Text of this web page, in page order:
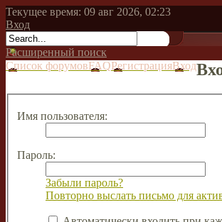
Текущее время: 09 авг 2026, 02:23
Вход
Расширенный поиск
Список форумовFAQРегистрацияВход
Имя пользователя:
Пароль:
Забыли пароль?
Повторно выслать письмо для